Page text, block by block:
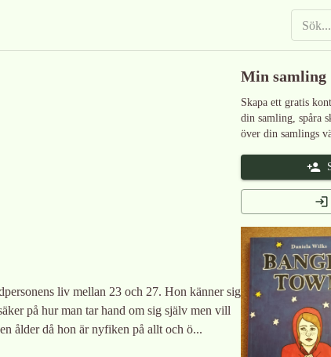
liv mellan 23 och 27. Hon känner sig
på hur man tar hand om sig själv men vill
ålder då hon är nyfiken på allt och ö...
Min samling
Skapa ett gratis
din samling, spåra
över din samlings